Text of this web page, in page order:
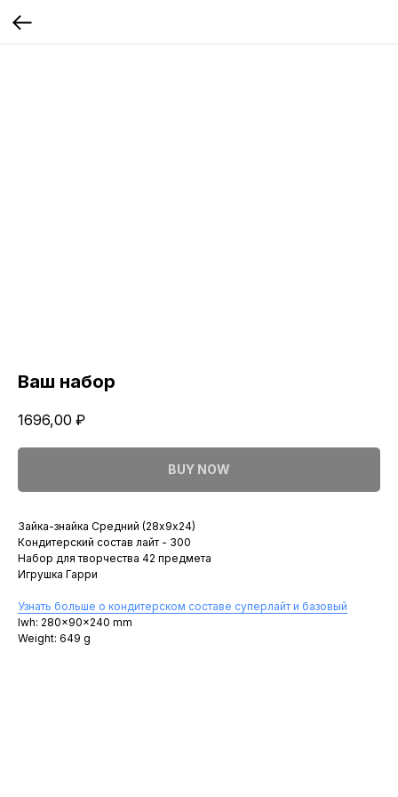
Ваш набор
1696,00 ₽
BUY NOW
Зайка-знайка Средний (28х9х24)
Кондитерский состав лайт - 300
Набор для творчества 42 предмета
Игрушка Гарри
Узнать больше о кондитерском составе суперлайт и базовый
lwh: 280x90x240 mm
Weight: 649 g